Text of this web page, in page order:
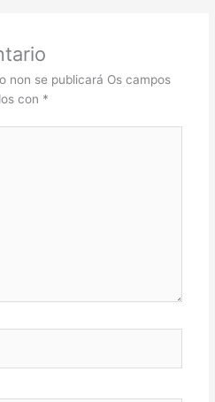
non se publicará Os campos
con *